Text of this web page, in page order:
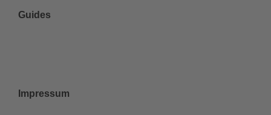
Guides
Impressum